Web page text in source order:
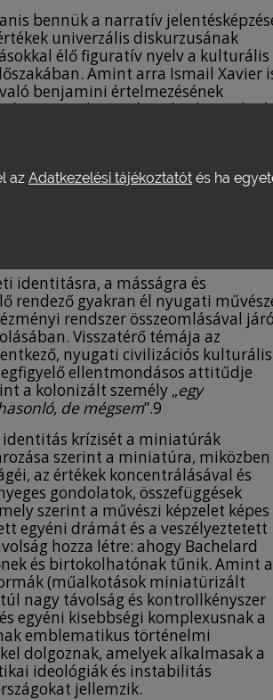
bennük a narratív
univerzális diskurzusának
élő figuratív nyelv a kulturális
Amint arra Ismail Xavier
benjamini értelmezésének
a töredezettségre és
nem egyszerűen nyelvi
tekinti, hanem olyan
mozgósító, gyakran egymással
narratív módként azonosítható,
ikonográfiai hagyományok
az különbözteti meg, hogy míg ez
érkezik meg az egyedihez, az
identitásra, a másságra és
rendező gyakran él nyugati
rendszer összeomlásával járó
Visszatérő témája az
nyugati civilizációs kulturális
ellentmondásos attitűdje
a kolonizált személy „egy
de mégsem”.9
identitás krízisét a miniatúrák
szerint a miniatúra, miközben
az értékek koncentrálásával és
gondolatok, összefüggések
szerint a művészi képzelet képes
egyéni drámát és a veszélyeztetett
hozza létre: ahogy Bachelard
és birtokolhatónak tűnik. Amint a
(műalkotások miniatürizált
nagy távolság és kontrollkényszer
egyéni kisebbségi komplexusnak a
emblematikus történelmi
dolgoznak, amelyek alkalmasak a
ideológiák és instabilitás
jellemzik.
az Adatkezelési tájékoztatót és ha